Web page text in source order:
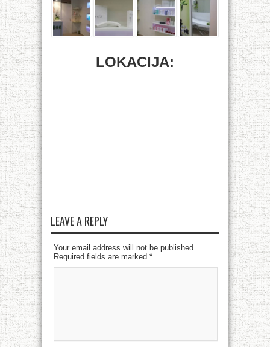
LOKACIJA:
LEAVE A REPLY
Your email address will not be published.
Required fields are marked *